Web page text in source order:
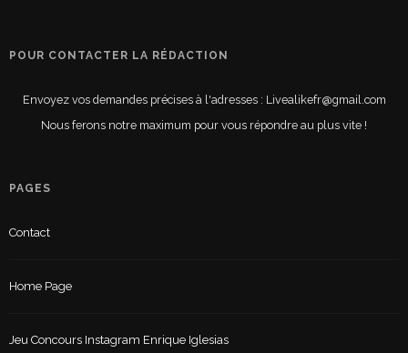
POUR CONTACTER LA RÉDACTION
Envoyez vos demandes précises à l'adresses : Livealikefr@gmail.com
Nous ferons notre maximum pour vous répondre au plus vite !
PAGES
Contact
Home Page
Jeu Concours Instagram Enrique Iglesias